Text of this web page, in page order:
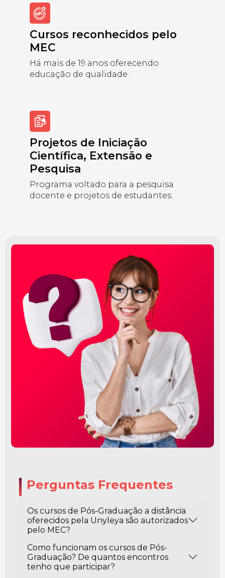
Cursos reconhecidos pelo
MEC
Há mais de 19 anos oferecendo
educação de qualidade.
Projetos de Iniciação
Científica, Extensão e
Pesquisa
Programa voltado para a pesquisa
docente e projetos de estudantes.
Perguntas Frequentes
Os cursos de Pós-Graduação a distância
oferecidos pela Unyleya são autorizados
pelo MEC?
Como funcionam os cursos de Pós-
Graduação? De quantos encontros
tenho que participar?